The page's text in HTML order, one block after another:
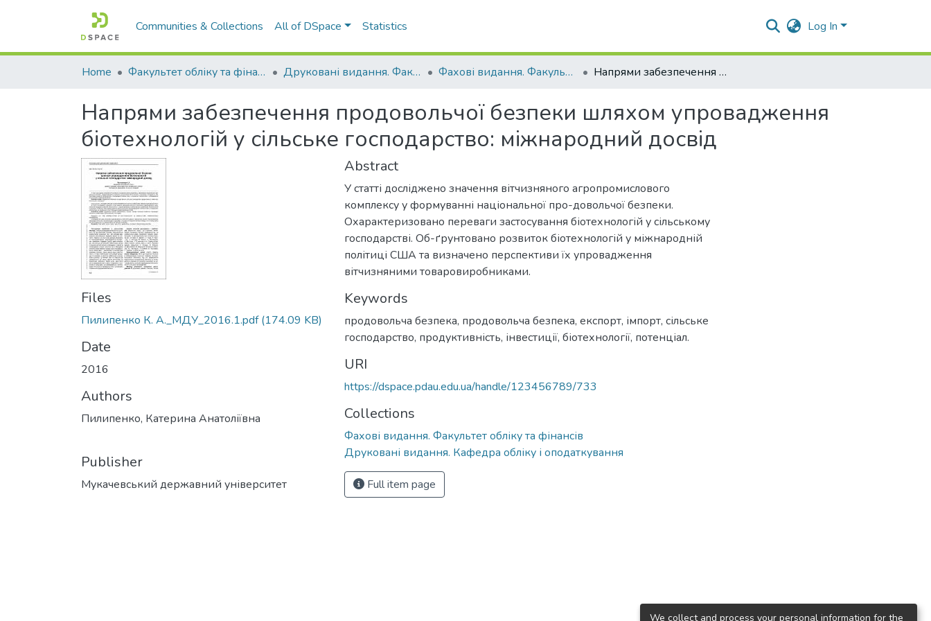
Communities & Collections All of DSpace Statistics Log In
Home Факультет обліку та фінансів Друковані видання. Факультет обліку та фінансів Фахові видання. Факультет обліку та фінансів Напрями забезпечення продовольчої безпеки шляхом упровадження біотехнологій у сільське господарство: міжнародний досвід
Напрями забезпечення продовольчої безпеки шляхом упровадження
біотехнологій у сільське господарство: міжнародний досвід
Files
Пилипенко К. А._МДУ_2016.1.pdf(174.09 KB)
Date
2016
Authors
Пилипенко, Катерина Анатоліївна
Publisher
Мукачевський державний університет
Abstract
У статті досліджено значення вітчизняного агропромислового
комплексу у формуванні національної про-довольчої безпеки.
Охарактеризовано переваги застосування біотехнологій у сільському
господарстві. Об-ґрунтовано розвиток біотехнологій у міжнародній
політиці США та визначено перспективи їх упровадження
вітчизняними товаровиробниками.
Keywords
продовольча безпека, продовольча безпека, експорт, імпорт, сільське
господарство, продуктивність, інвестиції, біотехнології, потенціал.
URI
https://dspace.pdau.edu.ua/handle/123456789/733
Collections
Фахові видання. Факультет обліку та фінансів
Друковані видання. Кафедра обліку і оподаткування
Full item page
We collect and process your personal information for the